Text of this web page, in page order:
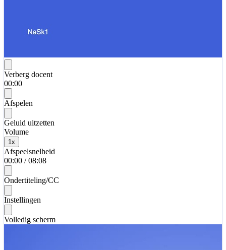
Verberg docent
00:00
Afspelen
Geluid uitzetten
Volume
1 x
Afspeelsnelheid
00:00 / 08:08
Ondertiteling/CC
Instellingen
Volledig scherm